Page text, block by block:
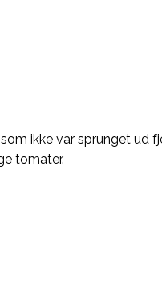
ikke var sprunget ud
tomater.